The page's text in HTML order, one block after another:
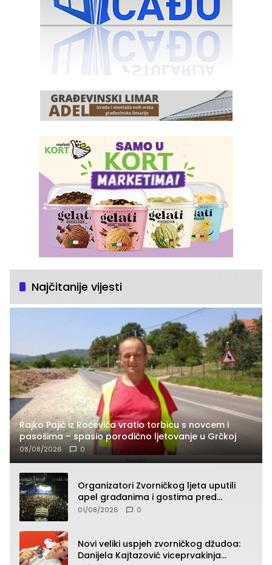
Najčitanije vijesti
Rajko Pajić iz Roćevića vratio torbicu s novcem i
pasošima – spasio porodično ljetovanje u Grčkoj
08/08/2026 0
Organizatori Zvorničkog ljeta uputili
apel građanima i gostima pred
početak koncertnog programa
01/08/2026 0
Novi veliki uspjeh zvorničkog džudoa:
Danijela Kajtazović viceprvakinja